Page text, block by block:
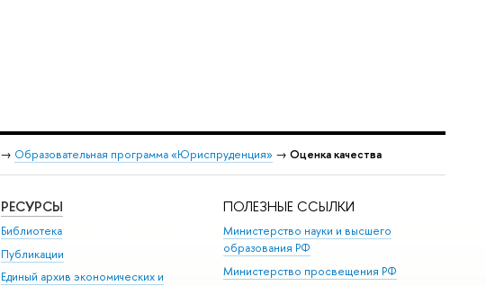
→ Образовательная программа «Юриспруденция» → Оценка качества
РЕСУРСЫ
Библиотека
Публикации
Единый архив экономических и
ПОЛЕЗНЫЕ ССЫЛКИ
Министерство науки и высшего
образования РФ
Министерство просвещения РФ